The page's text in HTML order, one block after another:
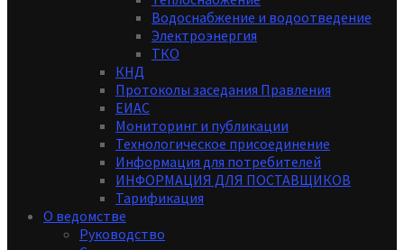
Водоснабжение и водоотведение
Электроэнергия
ТКО
КНД
Протоколы заседания Правления
ЕИАС
Мониторинг и публикации
Технологическое присоединение
Информация для потребителей
ИНФОРМАЦИЯ ДЛЯ ПОСТАВЩИКОВ
Тарификация
О ведомстве
Руководство